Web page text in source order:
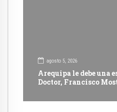
agosto 5, 2026
Arequipa le debe una
Doctor, Francisco